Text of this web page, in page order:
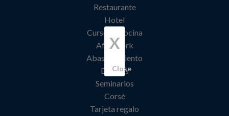
Restaurante
Hotel
Curso de cocina
Afterwork
Abastecimiento
Eventos
Seminarios
Corsé
Tarjeta regalo
X
Close